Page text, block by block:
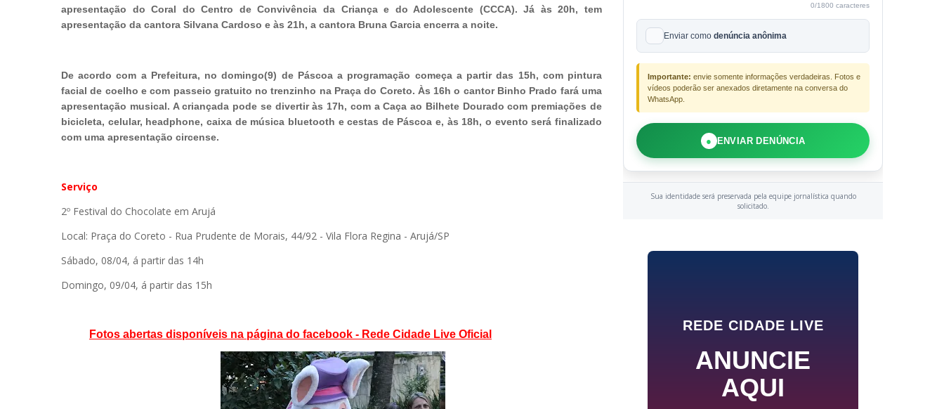
apresentação do Coral do Centro de Convivência da Criança e do Adolescente (CCCA). Já às 20h, tem
apresentação da cantora Silvana Cardoso e às 21h, a cantora Bruna Garcia encerra a noite.
De acordo com a Prefeitura, no domingo(9) de Páscoa a programação começa a partir das 15h, com pintura
facial de coelho e com passeio gratuito no trenzinho na Praça do Coreto. Às 16h o cantor Binho Prado fará uma
apresentação musical. A criançada pode se divertir às 17h, com a Caça ao Bilhete Dourado com premiações de
bicicleta, celular, headphone, caixa de música bluetooth e cestas de Páscoa e, às 18h, o evento será finalizado
com uma apresentação circense.
Serviço
2º Festival do Chocolate em Arujá
Local: Praça do Coreto - Rua Prudente de Morais, 44/92 - Vila Flora Regina - Arujá/SP
Sábado, 08/04, á partir das 14h
Domingo, 09/04, á partir das 15h
Fotos abertas disponíveis na página do facebook - Rede Cidade Live Oficial
0/1800 caracteres
Enviar como denúncia anônima
Importante: envie somente informações verdadeiras. Fotos e
vídeos poderão ser anexados diretamente na conversa do
WhatsApp.
● ENVIAR DENÚNCIA
Sua identidade será preservada pela equipe jornalística quando
solicitado.
REDE CIDADE LIVE
ANUNCIE
AQUI